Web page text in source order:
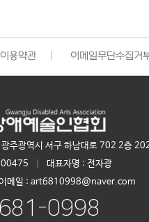
용약관 이메일무단수집거
광주광역시 서구 하남대로 702 2층
대표자명 : 전자광
메일 : art6810998@naver.com
0998